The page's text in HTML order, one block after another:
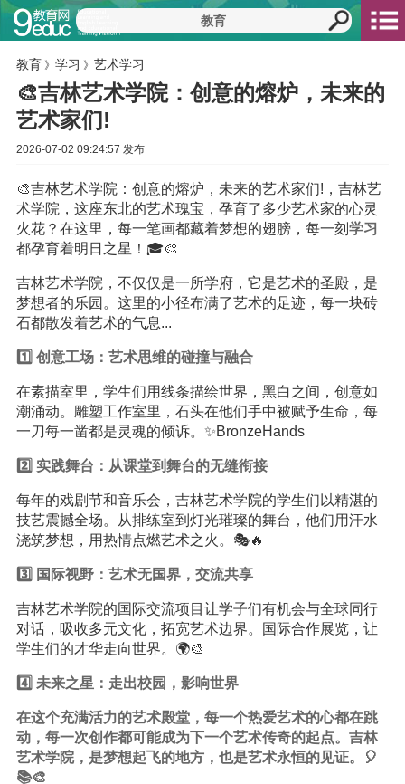
教育 》 学习 》 艺术学习
🎨吉林艺术学院：创意的熔炉，未来的
艺术家们!
2026-07-02 09:24:57 发布
🎨吉林艺术学院：创意的熔炉，未来的艺术家们!，吉林艺
术学院，这座东北的艺术瑰宝，孕育了多少艺术家的心灵
火花？在这里，每一笔画都藏着梦想的翅膀，每一刻 学习
都孕育着明日之星！🎓🎨
吉林艺术学院，不仅仅是一所学府，它是艺术的圣殿，是
梦想者的乐园。这里的小径布满了艺术的足迹，每一块砖
石都散发着艺术的气息...
1️⃣ 创意工场：艺术思维的碰撞与融合
在素描室里，学生们用线条描绘世界，黑白之间，创意如
潮涌动。雕塑工作室里，石头在他们手中被赋予生命，每
一刀每一凿都是灵魂的倾诉。✨BronzeHands
2️⃣ 实践舞台：从课堂到舞台的无缝衔接
每年的戏剧节和音乐会，吉林艺术学院的学生们以精湛的
技艺震撼全场。从排练室到灯光璀璨的舞台，他们用汗水
浇筑梦想，用热情点燃艺术之火。🎭🔥
3️⃣ 国际视野：艺术无国界，交流共享
吉林艺术学院的国际交流项目让学子们有机会与全球同行
对话，吸收多元文化，拓宽艺术边界。国际合作展览，让
学生们的才华走向世界。🌍🎨
4️⃣ 未来之星：走出校园，影响世界
在这个充满活力的艺术殿堂，每一个热爱艺术的心都在跳
动，每一次创作都可能成为下一个艺术传奇的起点。吉林
艺术学院，是梦想起飞的地方，也是艺术永恒的见证。🎈
📚🎨